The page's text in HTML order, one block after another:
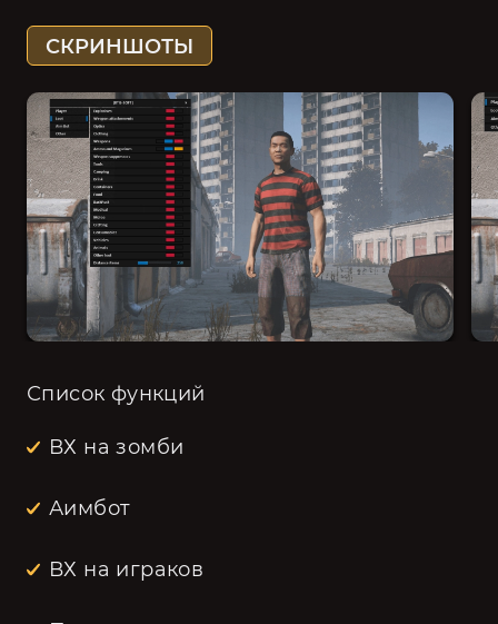
Список функций
ВХ на зомби
Аимбот
ВХ на играков
СКРИНШОТЫ